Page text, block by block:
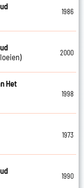
1986
2000
Het
1998
1973
1990